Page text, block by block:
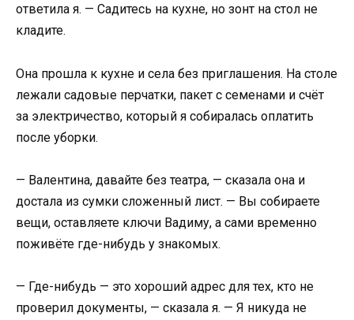
ответила я. — Садитесь на кухне, но зонт на стол не
кладите.
Она прошла к кухне и села без приглашения. На столе
лежали садовые перчатки, пакет с семенами и счёт
за электричество, который я собиралась оплатить
после уборки.
— Валентина, давайте без театра, — сказала она и
достала из сумки сложенный лист. — Вы собираете
вещи, оставляете ключи Вадиму, а сами временно
поживёте где-нибудь у знакомых.
— Где-нибудь — это хороший адрес для тех, кто не
проверил документы, — сказала я. — Я никуда не